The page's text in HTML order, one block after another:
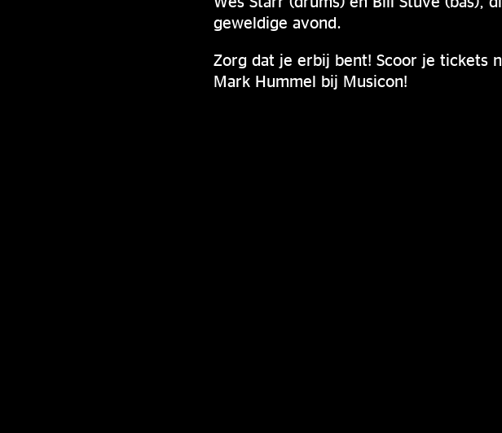
geweldige avond.
Zorg dat je erbij bent! Scoor je tickets
Mark Hummel bij Musicon!